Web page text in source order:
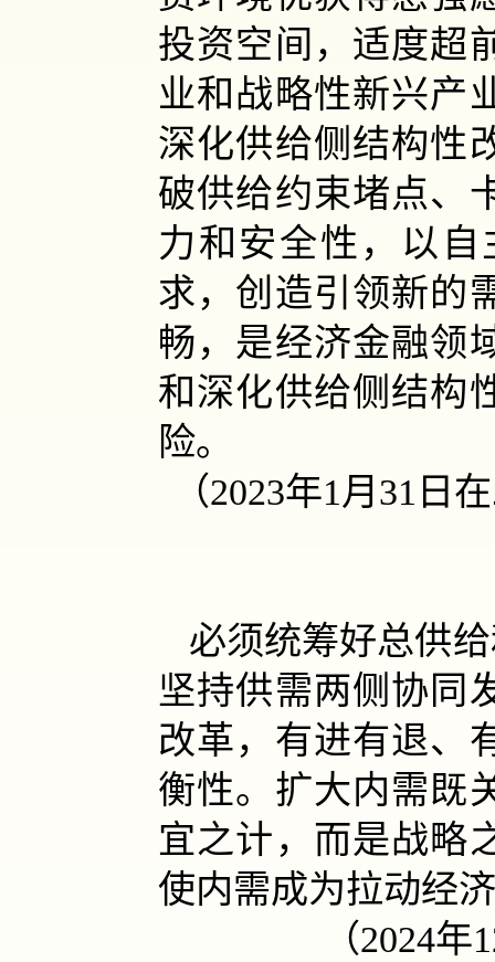
投资空间，适度超
业和战略性新兴产
深化供给侧结构性
破供给约束堵点、
力和安全性，以
求，创造引领新的
畅，是经济金融领
和深化供给侧结构
险。
（2023年1月31日
必须统筹好总供
坚持供需两侧协同
改革，有进有退、
衡性。扩大内需既
宜之计，而是战略
使内需成为拉动经
（2024